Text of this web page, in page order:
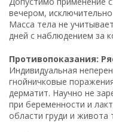
вечером,
Масса тела не
дней с наблюдением за
Противопоказания:
Индивидуальная
гнойничковые
дерматит. Научно не
при беременности и
области груди и живота